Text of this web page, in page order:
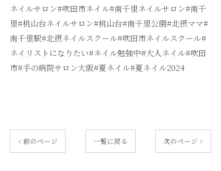
ネイルサロン#吹田市ネイル#南千里ネイルサロン#南千
里#桃山台ネイルサロン#桃山台#南千里公園#北摂ママ#
南千里駅#北摂ネイルスクール#吹田市ネイルスクール#
ネイリストになりたい#ネイル勉強中#大人ネイル#吹田
市#手の病院サロン大阪#夏ネイル#夏ネイル2024
< 前のページ 一覧に戻る 次のページ >